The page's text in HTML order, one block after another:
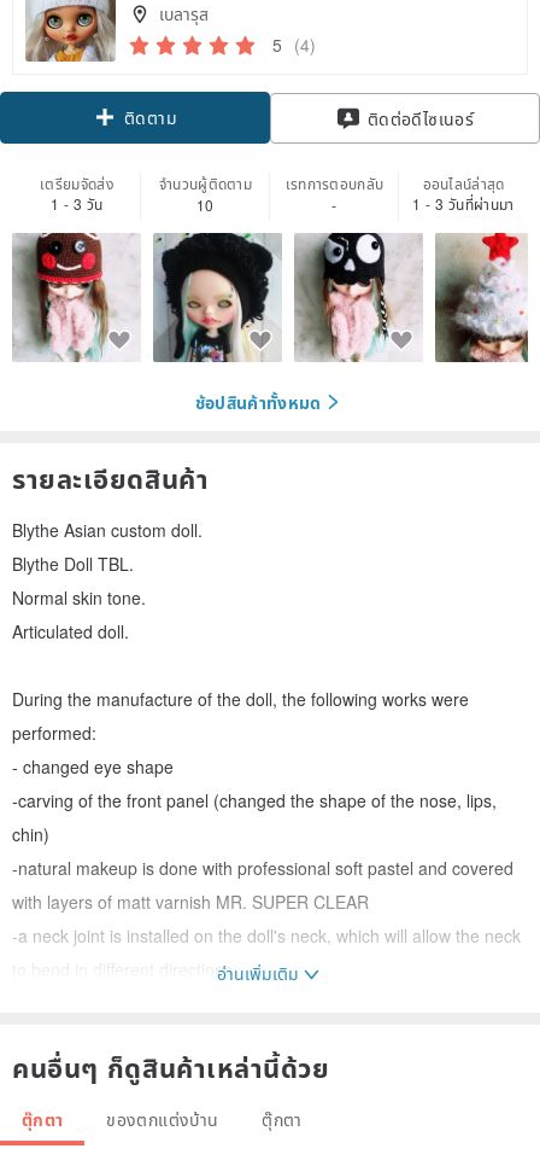
เบลารุส
5 (4)
ติดตาม ติดต่อดีไซเนอร์
เตรียมจัดส่ง
1 - 3 วัน
จำนวนผู้ติดตาม
10
เรทการตอบกลับ
-
ออนไลน์ล่าสุด
1 - 3 วันที่ผ่านมา
ช้อปสินค้าทั้งหมด
รายละเอียดสินค้า
Blythe Asian custom doll.
Blythe Doll TBL.
Normal skin tone.
Articulated doll.
During the manufacture of the doll, the following works were
performed:
- changed eye shape
-carving of the front panel (changed the shape of the nose, lips,
chin)
-natural makeup is done with professional soft pastel and covered
with layers of matt varnish MR. SUPER CLEAR
-a neck joint is installed on the doll's neck, which will allow the neck
to bend in different directions
plus there is a sleep mode
-replaced factory eyelashes
อ่านเพิ่มเติม
คนอื่นๆ ก็ดูสินค้าเหล่านี้ด้วย
ตุ๊กตา ของตกแต่งบ้าน ตุ๊กตา